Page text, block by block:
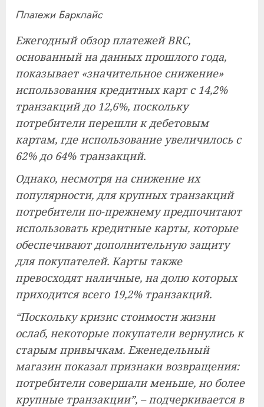
Платежи Барклайс
Ежегодный обзор платежей BRC,
основанный на данных прошлого года,
показывает «значительное снижение»
использования кредитных карт с 14,2%
транзакций до 12,6%, поскольку
потребители перешли к дебетовым
картам, где использование увеличилось с
62% до 64% ​​транзакций.
Однако, несмотря на снижение их
популярности, для крупных транзакций
потребители по-прежнему предпочитают
использовать кредитные карты, которые
обеспечивают дополнительную защиту
для покупателей. Карты также
превосходят наличные, на долю которых
приходится всего 19,2% транзакций.
“Поскольку кризис стоимости жизни
ослаб, некоторые покупатели вернулись к
старым привычкам. Еженедельный
магазин показал признаки возвращения:
потребители совершали меньше, но более
крупные транзакции”, – подчеркивается в